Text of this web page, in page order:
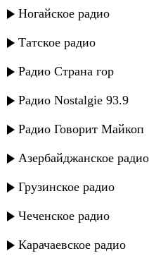
Ногайское радио
Татское радио
Радио Страна гор
Радио Nostalgie 93.9
Радио Говорит Майкоп
Азербайджанское радио
Грузинское радио
Чеченское радио
Карачаевское радио
Мадани Ибрагимов -
Мадани Ибрагимов -
Мадани Ибрагимов
Мадани